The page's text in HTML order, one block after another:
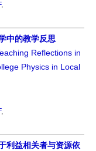
,
中的教学反思
Reflections in
Physics in Local
,
利益相关者与资源依